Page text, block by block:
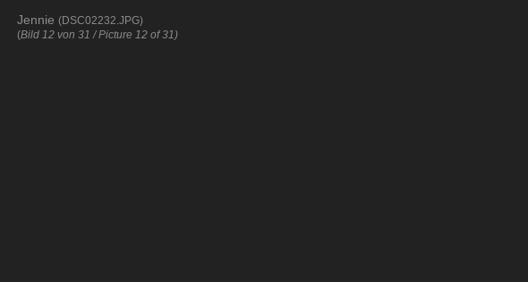
Jennie (DSC02232.JPG)
(Bild 12 von 31 / Picture 12 of 31)